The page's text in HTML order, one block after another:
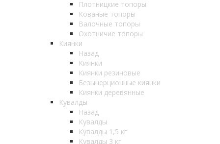
Плотницкие топоры
Кованые топоры
Валочные топоры
Охотничие топоры
Киянки
Назад
Киянки
Киянки резиновые
Безынерционные киянки
Киянки деревянные
Кувалды
Назад
Кувалды
Кувалды 1,5 кг
Кувалды 3 кг